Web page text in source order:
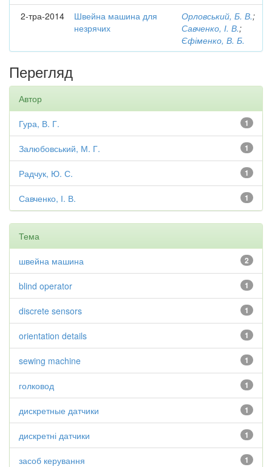
2-тра-2014
Швейна машина для
незрячих
Орловський, Б. В.;
Савченко, І. В.;
Єфіменко, В. Б.
Перегляд
Автор
1
Гура, В. Г.
1
Залюбовський, М. Г.
1
Радчук, Ю. С.
1
Савченко, І. В.
Тема
2
швейна машина
1
blind operator
1
discrete sensors
1
orientation details
1
sewing machine
1
голковод
1
дискретные датчики
1
дискретні датчики
1
засоб керування